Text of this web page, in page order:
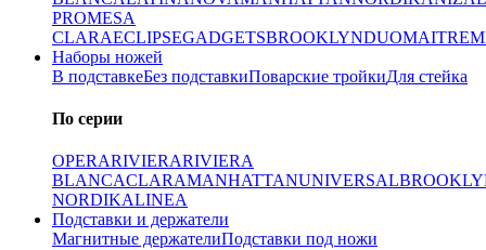
PROMESA
CLARAECLIPSEGADGETSBROOKLYNDUOMAITRE
Наборы ножей
В подставкеБез подставкиПоварские тройкиДля стейка
По серии
OPERARIVIERARIVIERA
BLANCACLARAMANHATTANUNIVERSAL
NORDIKALINEA
Подставки и держатели
Магнитные держателиПодставки под ножи